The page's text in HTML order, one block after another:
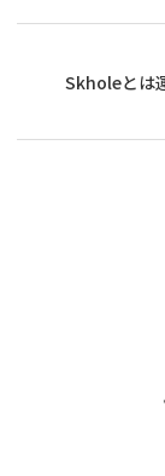
Skholeとは